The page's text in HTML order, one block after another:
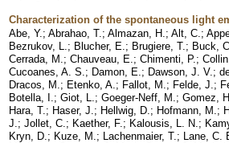
Characterization of the spontaneous light
Abe, Y. ; Abrahao, T. ; Almazan, H. ; Alt, C. ;
Bezrukov, L. ; Blucher, E. ; Brugiere, T. ; Buck, C.
Cerrada, M. ; Chauveau, E. ; Chimenti, P. ;
Cucoanes, A. S. ; Damon, E. ; Dawson, J. V. ;
Dracos, M. ; Etenko, A. ; Fallot, M. ; Felde, J. ;
Botella, I. ; Giot, L. ; Goeger-Neff, M. ; Gomez, H.
Hara, T. ; Haser, J. ; Hellwig, D. ; Hofmann, M. ;
J. ; Jollet, C. ; Kaether, F. ; Kalousis, L. N. ;
Kryn, D. ; Kuze, M. ; Lachenmaier, T. ; Lane, C.